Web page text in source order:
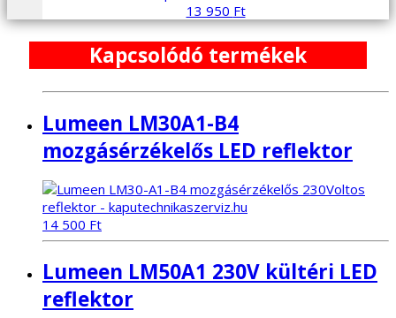
13 950 Ft
Kapcsolódó termékek
Lumeen LM30A1-B4
mozgásérzékelős LED reflektor
14 500 Ft
Lumeen LM50A1 230V kültéri LED
reflektor